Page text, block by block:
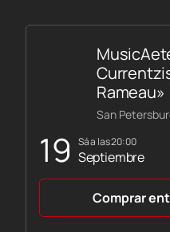
19 sá a las 20:00
Septiembre
Rameau»
Comprar